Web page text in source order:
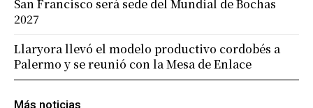
Más noticias
San Francisco será sede del Mundial de Bochas
2027
Llaryora llevó el modelo productivo cordobés a
Palermo y se reunió con la Mesa de Enlace